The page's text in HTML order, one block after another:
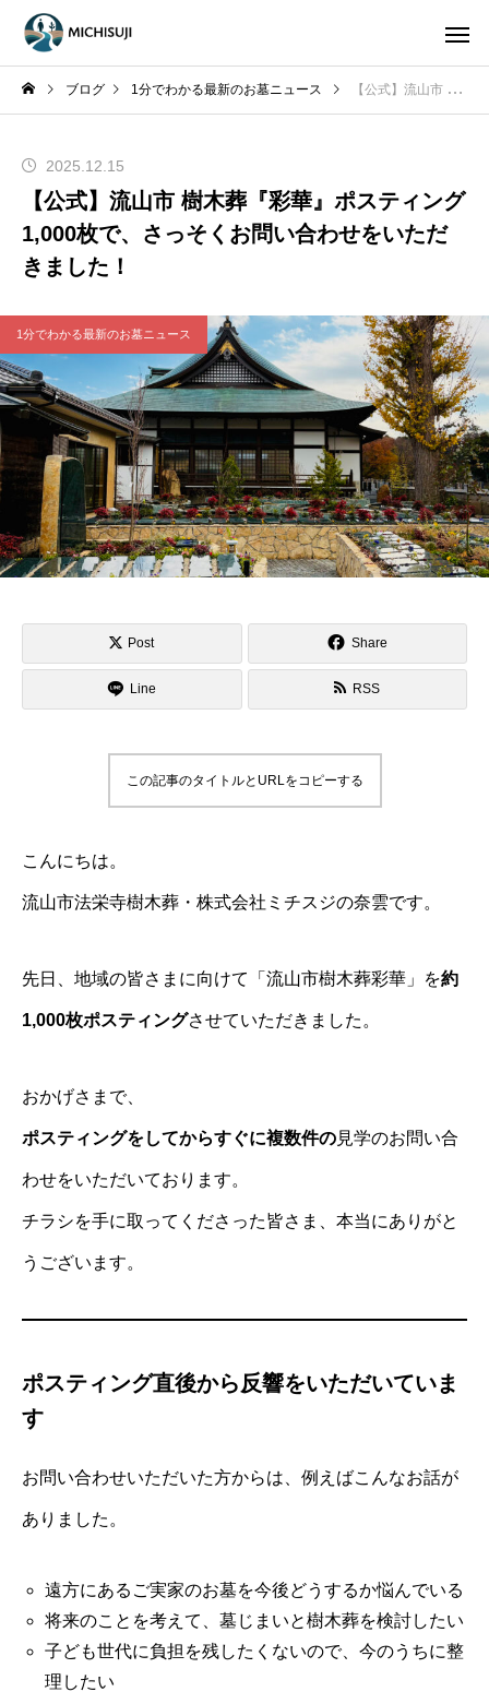
ブログ 1分でわかる最新のお墓ニュース 【公式】流山市 樹木葬『彩華』ポスティング1,000枚で、さっそくお問い合わせをいただきました！
2025.12.15
【公式】流山市 樹木葬『彩華』ポスティング
1,000枚で、さっそくお問い合わせをいただ
きました！
1分でわかる最新のお墓ニュース
Post Share
Line RSS
この記事のタイトルとURLをコピーする
こんにちは。
流山市法栄寺樹木葬・株式会社ミチスジの奈雲です。
先日、地域の皆さまに向けて「流山市樹木葬彩華」を約
1,000枚ポスティングさせていただきました。
おかげさまで、
ポスティングをしてからすぐに複数件の見学のお問い合
わせをいただいております。
チラシを手に取ってくださった皆さま、本当にありがと
うございます。
ポスティング直後から反響をいただいていま
す
お問い合わせいただいた方からは、例えばこんなお話が
ありました。
遠方にあるご実家のお墓を今後どうするか悩んでいる
将来のことを考えて、墓じまいと樹木葬を検討したい
子ども世代に負担を残したくないので、今のうちに整
理したい